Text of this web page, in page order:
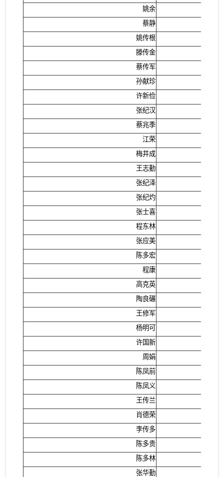
姚余
蔡静
姚传根
滕传金
蔡传军
孙献珍
许新俭
张纪汉
蔡兆季
江荣
梅井成
王志勤
张纪泽
张纪灼
张士喜
程东林
张应美
陈多宏
程康
高克英
陶良碾
王修军
杨明可
许国新
周娟
陈凤前
陈凤义
王传兰
肖德荣
李传多
陈多贵
陈多林
张华勤